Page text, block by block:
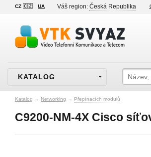
CZ 🇨🇿 UA Váš region: Česká Republika
KATALOG
Katalog → Networking → Přepínacích modulů
C9200-NM-4X Cisco